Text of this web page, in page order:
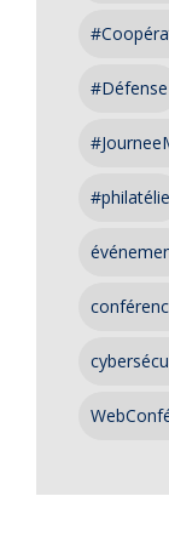
#Défense
#philatélie